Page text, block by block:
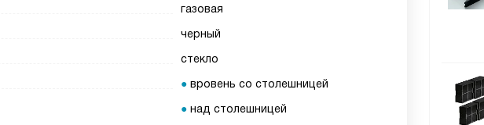
газовая
черный
стекло
вровень со столешницей
над столешницей